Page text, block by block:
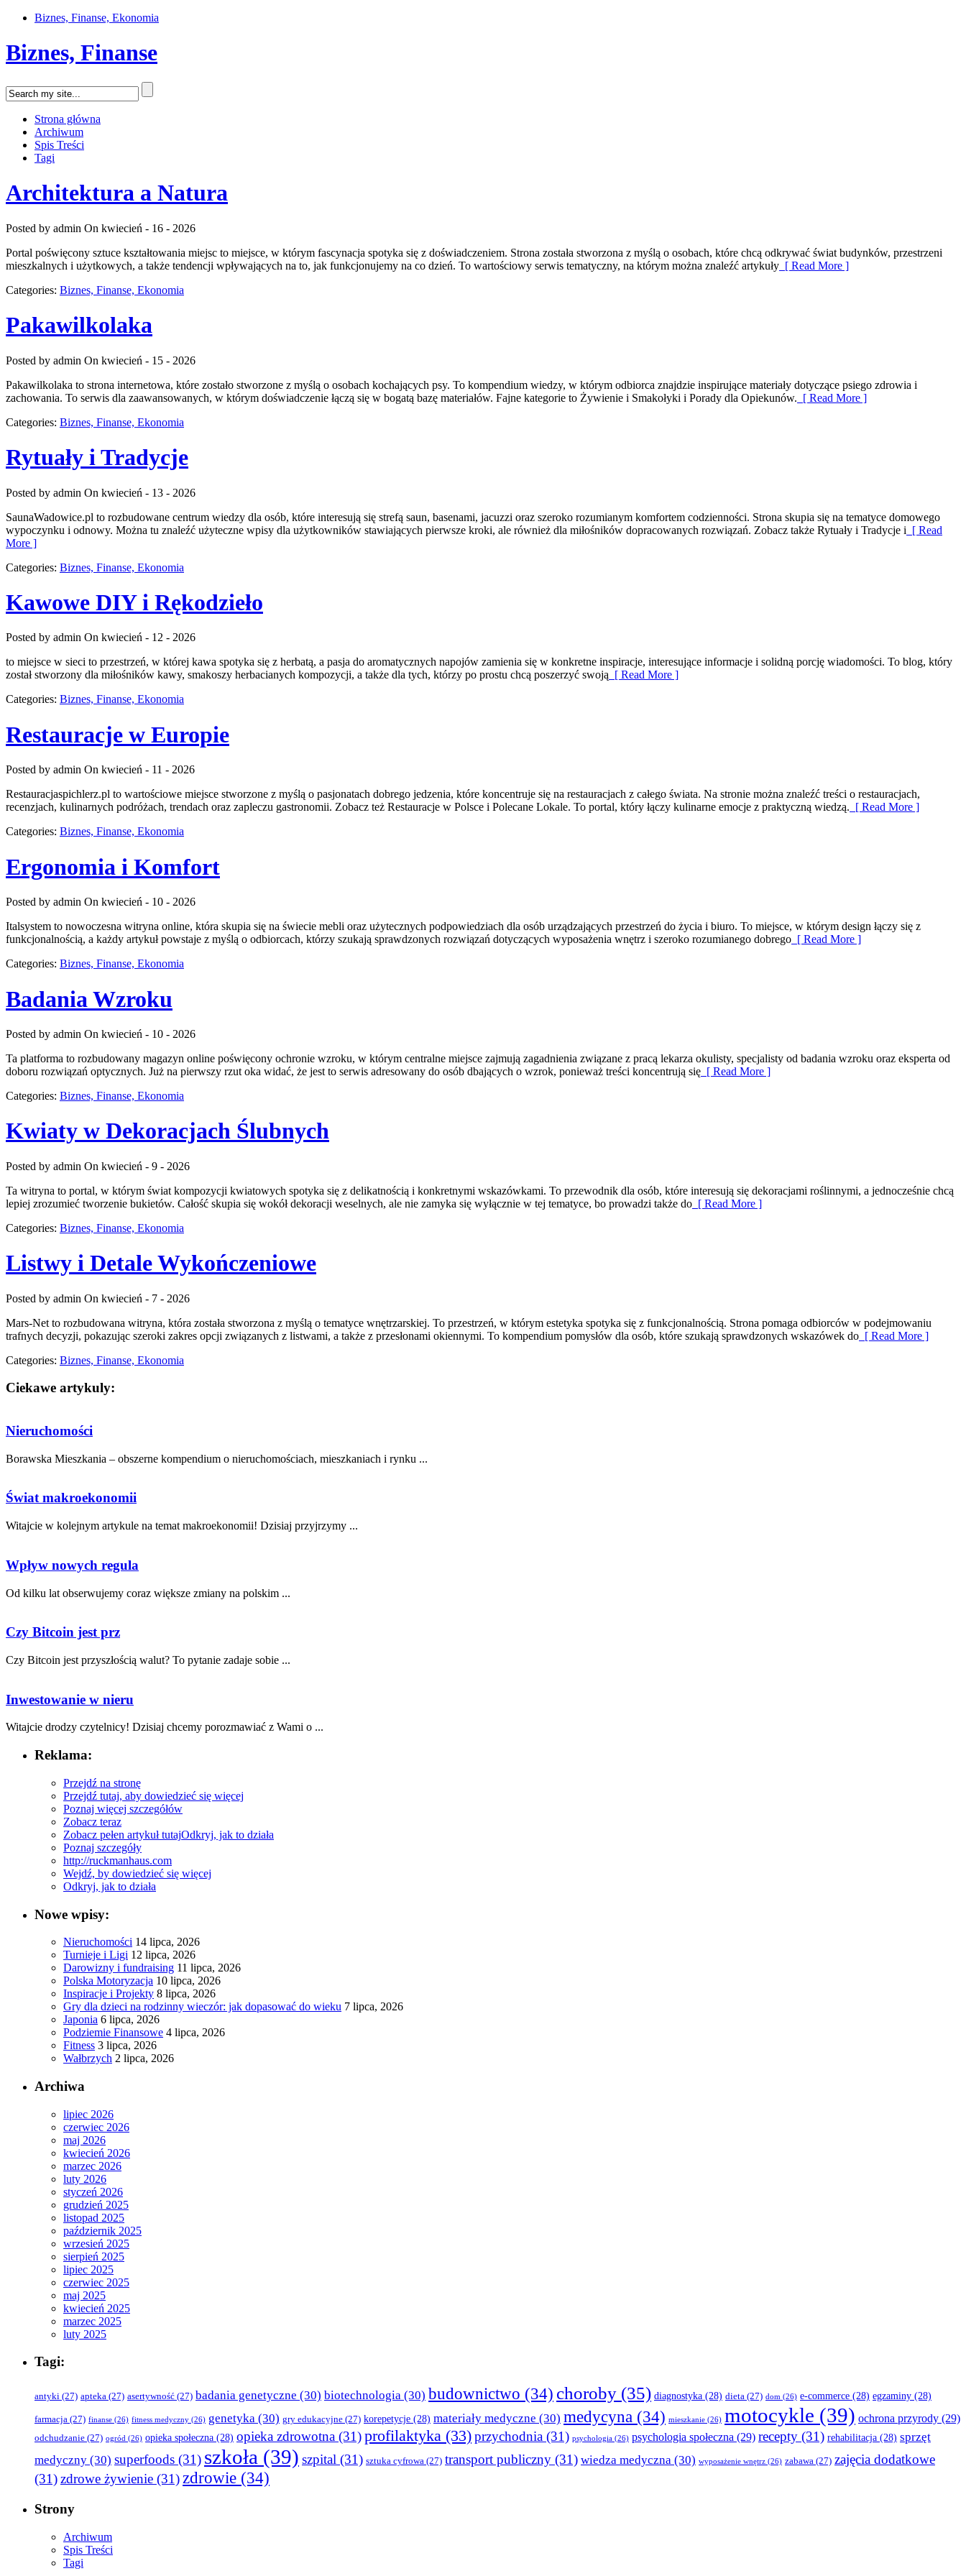
Biznes, Finanse, Ekonomia
Biznes, Finanse
Strona główna
Archiwum
Spis Treści
Tagi
Architektura a Natura
Posted by admin On kwiecień - 16 - 2026
Portal poświęcony sztuce kształtowania miejsc to miejsce, w którym fascynacja spotyka się z doświadczeniem. Strona została stworzona z myślą o osobach, które chcą odkrywać świat budynków, przestrzeni
mieszkalnych i użytkowych, a także tendencji wpływających na to, jak funkcjonujemy na co dzień. To wartościowy serwis tematyczny, na którym można znaleźć artykuły [ Read More ]
Categories: Biznes, Finanse, Ekonomia
Pakawilkolaka
Posted by admin On kwiecień - 15 - 2026
Pakawilkolaka to strona internetowa, które zostało stworzone z myślą o osobach kochających psy. To kompendium wiedzy, w którym odbiorca znajdzie inspirujące materiały dotyczące psiego zdrowia i
zachowania. To serwis dla zaawansowanych, w którym doświadczenie łączą się w bogatą bazę materiałów. Fajne kategorie to Żywienie i Smakołyki i Porady dla Opiekunów. [ Read More ]
Categories: Biznes, Finanse, Ekonomia
Rytuały i Tradycje
Posted by admin On kwiecień - 13 - 2026
SaunaWadowice.pl to rozbudowane centrum wiedzy dla osób, które interesują się strefą saun, basenami, jacuzzi oraz szeroko rozumianym komfortem codzienności. Strona skupia się na tematyce domowego
wypoczynku i odnowy. Można tu znaleźć użyteczne wpisy dla użytkowników stawiających pierwsze kroki, ale również dla miłośników dopracowanych rozwiązań. Zobacz także Rytuały i Tradycje i [ Read
More ]
Categories: Biznes, Finanse, Ekonomia
Kawowe DIY i Rękodzieło
Posted by admin On kwiecień - 12 - 2026
to miejsce w sieci to przestrzeń, w której kawa spotyka się z herbatą, a pasja do aromatycznych napojów zamienia się w konkretne inspiracje, interesujące informacje i solidną porcję wiadomości. To blog, który
został stworzony dla miłośników kawy, smakoszy herbacianych kompozycji, a także dla tych, którzy po prostu chcą poszerzyć swoją [ Read More ]
Categories: Biznes, Finanse, Ekonomia
Restauracje w Europie
Posted by admin On kwiecień - 11 - 2026
Restauracjaspichlerz.pl to wartościowe miejsce stworzone z myślą o pasjonatach dobrego jedzenia, które koncentruje się na restauracjach z całego świata. Na stronie można znaleźć treści o restauracjach,
recenzjach, kulinarnych podróżach, trendach oraz zapleczu gastronomii. Zobacz też Restauracje w Polsce i Polecane Lokale. To portal, który łączy kulinarne emocje z praktyczną wiedzą. [ Read More ]
Categories: Biznes, Finanse, Ekonomia
Ergonomia i Komfort
Posted by admin On kwiecień - 10 - 2026
Italsystem to nowoczesna witryna online, która skupia się na świecie mebli oraz użytecznych podpowiedziach dla osób urządzających przestrzeń do życia i biuro. To miejsce, w którym design łączy się z
funkcjonalnością, a każdy artykuł powstaje z myślą o odbiorcach, którzy szukają sprawdzonych rozwiązań dotyczących wyposażenia wnętrz i szeroko rozumianego dobrego [ Read More ]
Categories: Biznes, Finanse, Ekonomia
Badania Wzroku
Posted by admin On kwiecień - 10 - 2026
Ta platforma to rozbudowany magazyn online poświęcony ochronie wzroku, w którym centralne miejsce zajmują zagadnienia związane z pracą lekarza okulisty, specjalisty od badania wzroku oraz eksperta od
doboru rozwiązań optycznych. Już na pierwszy rzut oka widać, że jest to serwis adresowany do osób dbających o wzrok, ponieważ treści koncentrują się [ Read More ]
Categories: Biznes, Finanse, Ekonomia
Kwiaty w Dekoracjach Ślubnych
Posted by admin On kwiecień - 9 - 2026
Ta witryna to portal, w którym świat kompozycji kwiatowych spotyka się z delikatnością i konkretnymi wskazówkami. To przewodnik dla osób, które interesują się dekoracjami roślinnymi, a jednocześnie chcą
lepiej zrozumieć tworzenie bukietów. Całość skupia się wokół dekoracji weselnych, ale nie zamyka się wyłącznie w tej tematyce, bo prowadzi także do [ Read More ]
Categories: Biznes, Finanse, Ekonomia
Listwy i Detale Wykończeniowe
Posted by admin On kwiecień - 7 - 2026
Mars-Net to rozbudowana witryna, która została stworzona z myślą o tematyce wnętrzarskiej. To przestrzeń, w którym estetyka spotyka się z funkcjonalnością. Strona pomaga odbiorców w podejmowaniu
trafnych decyzji, pokazując szeroki zakres opcji związanych z listwami, a także z przesłonami okiennymi. To kompendium pomysłów dla osób, które szukają sprawdzonych wskazówek do [ Read More ]
Categories: Biznes, Finanse, Ekonomia
Ciekawe artykuly:
Nieruchomości
Borawska Mieszkania – obszerne kompendium o nieruchomościach, mieszkaniach i rynku ...
Świat makroekonomii
Witajcie w kolejnym artykule na temat makroekonomii! Dzisiaj przyjrzymy ...
Wpływ nowych regula
Od ⁣kilku lat obserwujemy coraz większe⁤ zmiany​ na ‍polskim ...
Czy Bitcoin jest prz
Czy Bitcoin jest przyszłością ⁣walut? To pytanie zadaje sobie ...
Inwestowanie w nieru
Witajcie drodzy czytelnicy! Dzisiaj chcemy porozmawiać z Wami o ...
Reklama:
Przejdź na stronę
Przejdź tutaj, aby dowiedzieć się więcej
Poznaj więcej szczegółów
Zobacz teraz
Zobacz pełen artykuł tutajOdkryj, jak to działa
Poznaj szczegóły
http://ruckmanhaus.com
Wejdź, by dowiedzieć się więcej
Odkryj, jak to działa
Nowe wpisy:
Nieruchomości 14 lipca, 2026
Turnieje i Ligi 12 lipca, 2026
Darowizny i fundraising 11 lipca, 2026
Polska Motoryzacja 10 lipca, 2026
Inspiracje i Projekty 8 lipca, 2026
Gry dla dzieci na rodzinny wieczór: jak dopasować do wieku 7 lipca, 2026
Japonia 6 lipca, 2026
Podziemie Finansowe 4 lipca, 2026
Fitness 3 lipca, 2026
Wałbrzych 2 lipca, 2026
Archiwa
lipiec 2026
czerwiec 2026
maj 2026
kwiecień 2026
marzec 2026
luty 2026
styczeń 2026
grudzień 2025
listopad 2025
październik 2025
wrzesień 2025
sierpień 2025
lipiec 2025
czerwiec 2025
maj 2025
kwiecień 2025
marzec 2025
luty 2025
Tagi:
antyki (27) apteka (27) asertywność (27) badania genetyczne (30) biotechnologia (30) budownictwo (34) choroby (35) diagnostyka (28) dieta (27) dom (26) e-commerce (28) egzaminy (28)
farmacja (27) finanse (26) fitness medyczny (26) genetyka (30) gry edukacyjne (27) korepetycje (28) materiały medyczne (30) medycyna (34) mieszkanie (26) motocykle (39) ochrona przyrody (29)
odchudzanie (27) ogród (26) opieka społeczna (28) opieka zdrowotna (31)profilaktyka (33)przychodnia (31) psychologia (26) psychologia społeczna (29) recepty (31) rehabilitacja (28) sprzęt
medyczny (30) superfoods (31) szkoła (39) szpital (31) sztuka cyfrowa (27) transport publiczny (31) wiedza medyczna (30) wyposażenie wnętrz (26) zabawa (27) zajęcia dodatkowe
(31)zdrowe żywienie (31)zdrowie (34)
Strony
Archiwum
Spis Treści
Tagi